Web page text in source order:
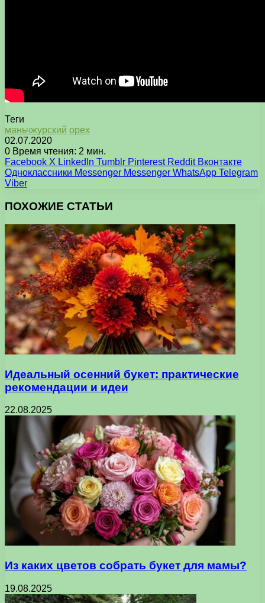
Теги
маньчжурский орех
02.07.2020
0 Время чтения: 2 мин.
Facebook X LinkedIn Tumblr Pinterest Reddit Вконтакте
Одноклассники Messenger Messenger WhatsApp Telegram
Viber
ПОХОЖИЕ СТАТЬИ
Идеальный осенний букет: практические
рекомендации и идеи
22.08.2025
Из каких цветов собрать букет для мамы?
19.08.2025